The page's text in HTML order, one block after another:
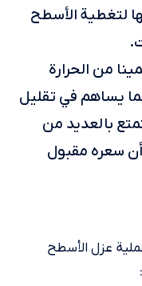
لتغطية الأسطح
من الحرارة
كما يساهم في تقليل
بالعديد من
أن سعره مقبول
عزل الأسطح